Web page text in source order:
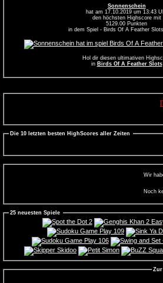
Sonnenschein
hat am 17.10.2019 um 13:43
den höchsten Highscore mit
5129.00 Punkten
in dem Spiel - Birds Of A Feather
Hol dir diesen ultimativen
in Birds Of A Feather Slots
Die 10 letzten besten HighScores aller Zeiten
Wir
Noch
25 neuesten Spiele
Zur